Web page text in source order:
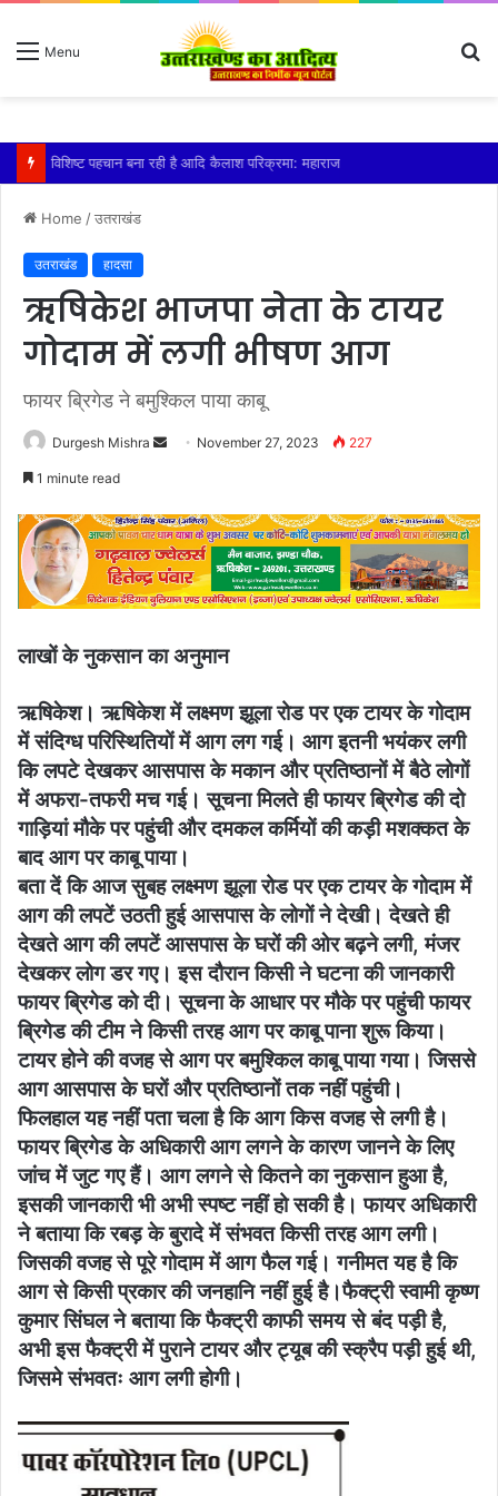
Menu
विशिष्ट पहचान बना रही है आदि कैलाश परिक्रमा: महाराज
Home /उतराखंड
उतराखंड हादसा
ऋषिकेश भाजपा नेता के टायर
गोदाम में लगी भीषण आग
फायर ब्रिगेड ने बमुश्किल पाया काबू
Durgesh Mishra
Send November 27, 2023 227
1 minute read
लाखों के नुकसान का अनुमान
ऋषिकेश। ऋषिकेश में लक्ष्मण झूला रोड पर एक टायर के गोदाम
में संदिग्ध परिस्थितियों में आग लग गई। आग इतनी भयंकर लगी
कि लपटे देखकर आसपास के मकान और प्रतिष्ठानों में बैठे लोगों
में अफरा-तफरी मच गई। सूचना मिलते ही फायर ब्रिगेड की दो
गाड़ियां मौके पर पहुंची और दमकल कर्मियों की कड़ी मशक्कत के
बाद आग पर काबू पाया।
बता दें कि आज सुबह लक्ष्मण झूला रोड पर एक टायर के गोदाम में
आग की लपटें उठती हुई आसपास के लोगों ने देखी। देखते ही
देखते आग की लपटें आसपास के घरों की ओर बढ़ने लगी, मंजर
देखकर लोग डर गए। इस दौरान किसी ने घटना की जानकारी
फायर ब्रिगेड को दी। सूचना के आधार पर मौके पर पहुंची फायर
ब्रिगेड की टीम ने किसी तरह आग पर काबू पाना शुरू किया।
टायर होने की वजह से आग पर बमुश्किल काबू पाया गया। जिससे
आग आसपास के घरों और प्रतिष्ठानों तक नहीं पहुंची।
फिलहाल यह नहीं पता चला है कि आग किस वजह से लगी है।
फायर ब्रिगेड के अधिकारी आग लगने के कारण जानने के लिए
जांच में जुट गए हैं। आग लगने से कितने का नुकसान हुआ है,
इसकी जानकारी भी अभी स्पष्ट नहीं हो सकी है। फायर अधिकारी
ने बताया कि रबड़ के बुरादे में संभवत किसी तरह आग लगी।
जिसकी वजह से पूरे गोदाम में आग फैल गई। गनीमत यह है कि
आग से किसी प्रकार की जनहानि नहीं हुई है।फैक्ट्री स्वामी कृष्ण
कुमार सिंघल ने बताया कि फैक्ट्री काफी समय से बंद पड़ी है,
अभी इस फैक्ट्री में पुराने टायर और ट्यूब की स्क्रैप पड़ी हुई थी,
जिसमे संभवतः आग लगी होगी।